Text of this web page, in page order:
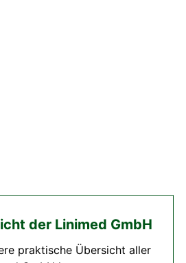
der Linimed GmbH
praktische Übersicht aller